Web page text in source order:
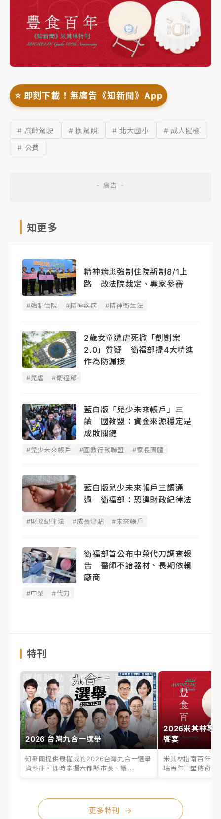
⭐️ 即刻下載！無廣告《知新聞》App
# 高齡駕駛 # 換駕照 # 北大國小
# 成人健檢
# 公費
知更多
精神病患強制住院新制8/1上
路 改法院裁定、專家參審
#強制住院 #精神疾病 #精神衛生法
2歲女童遭虐死掀「剴剴案
2.0」質疑 衛福部提4大精進
作為防漏接
#兒虐 #衛福部
藍白版「兒少未來帳戶」三
讀 國教盟：資金來源穩定是
成敗關鍵
#兒少未來帳戶 #國教行動聯盟 #家長團體
藍白版兒少未來帳戶三讀通
過 衛福部：恐違財政紀律法
#財政紀律法 #成長津貼 #未來帳戶
衛福部首公布中榮代刀調查報
告 醫師不諳器材、長期依賴
廠商
#中榮 #代刀
特刊
2026 台灣九合一選舉
知新聞提供最權威的2026台灣九合一選舉
資料庫。即時掌握六都縣市長、議...
2026米其林專
饗宴
米其林指南百年之
瑞百年三星傳奇、
更多特刊 →